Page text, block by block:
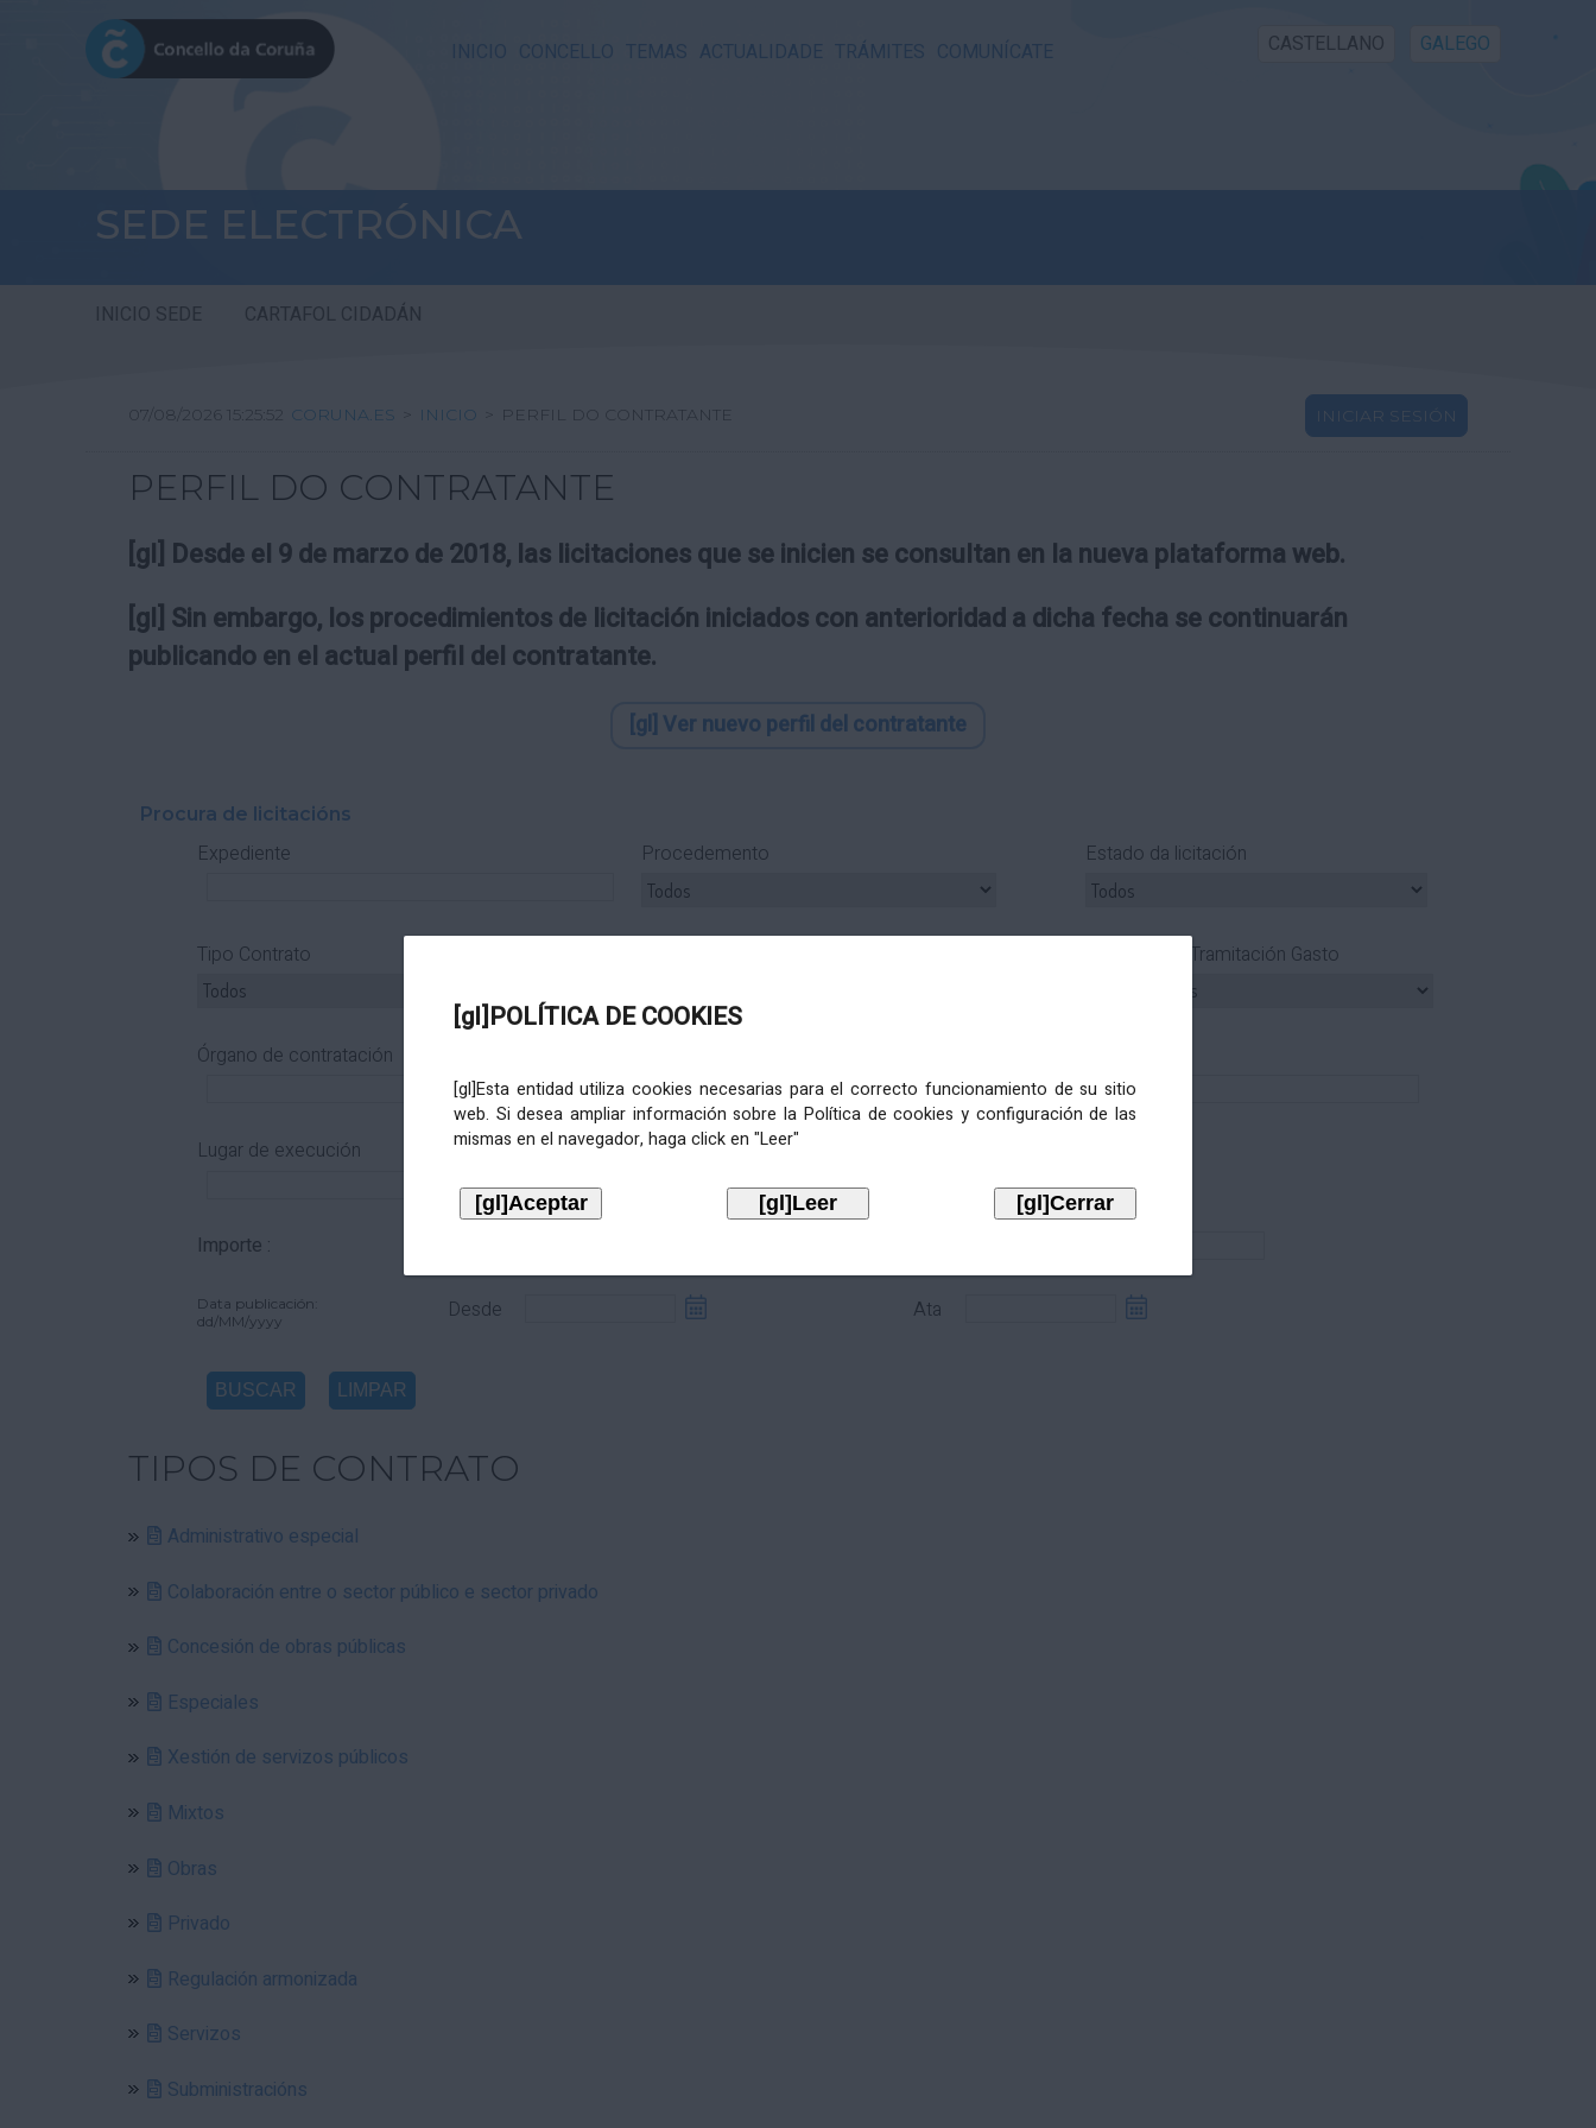
INICIO CONCELLO TEMAS ACTUALIDADE TRÁMITES COMUNÍCATE CASTELLANO GALEGO
SEDE ELECTRÓNICA
INICIO SEDE CARTAFOL CIDADÁN
[gl]POLÍTICA DE COOKIES
[gl]Esta entidad utiliza cookies necesarias para el correcto funcionamiento de su sitio
web. Si desea ampliar información sobre la Política de cookies y configuración de las
mismas en el navegador, haga click en "Leer"
07/08/2026 15:25:52 CORUNA.ES > INICIO > PERFIL DO CONTRATANTE INICIAR SESIÓN
PERFIL DO CONTRATANTE
[gl] Desde el 9 de marzo de 2018, las licitaciones que se inicien se consultan en la nueva plataforma web.
[gl] Sin embargo, los procedimientos de licitación iniciados con anterioridad a dicha fecha se continuarán
publicando en el actual perfil del contratante.
[gl] Ver nuevo perfil del contratante
Procura de licitacións
Expediente Procedemento Estado da licitación
Tipo Contrato Tipo Tramitación Gasto
Órgano de contratación
Lugar de execución
Importe :
Data publicación:
dd/MM/yyyy
Desde Ata
TIPOS DE CONTRATO
Administrativo especial
Colaboración entre o sector público e sector privado
Concesión de obras públicas
Especiales
Xestión de servizos públicos
Mixtos
Obras
Privado
Regulación armonizada
Servizos
Subministracións